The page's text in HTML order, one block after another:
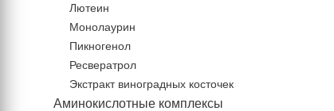
Лютеин
Монолаурин
Пикногенол
Ресвератрол
Экстракт виноградных косточек
Аминокислотные комплексы